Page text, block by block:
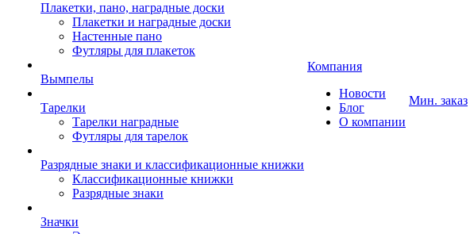
Плакетки, пано, наградные доски
Плакетки и наградные доски
Настенные пано
Футляры для плакеток
Вымпелы
Тарелки
Тарелки наградные
Футляры для тарелок
Разрядные знаки и классификационные книжки
Классификационные книжки
Разрядные знаки
Значки
Компания
Новости
Блог
О компании
Мин. заказ